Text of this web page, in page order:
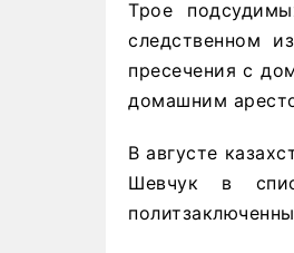
Трое
следственном
пресечения с
домашним
В августе
Шевчук в